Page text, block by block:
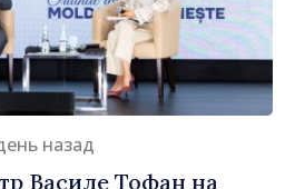
день назад
Василе Тофан на